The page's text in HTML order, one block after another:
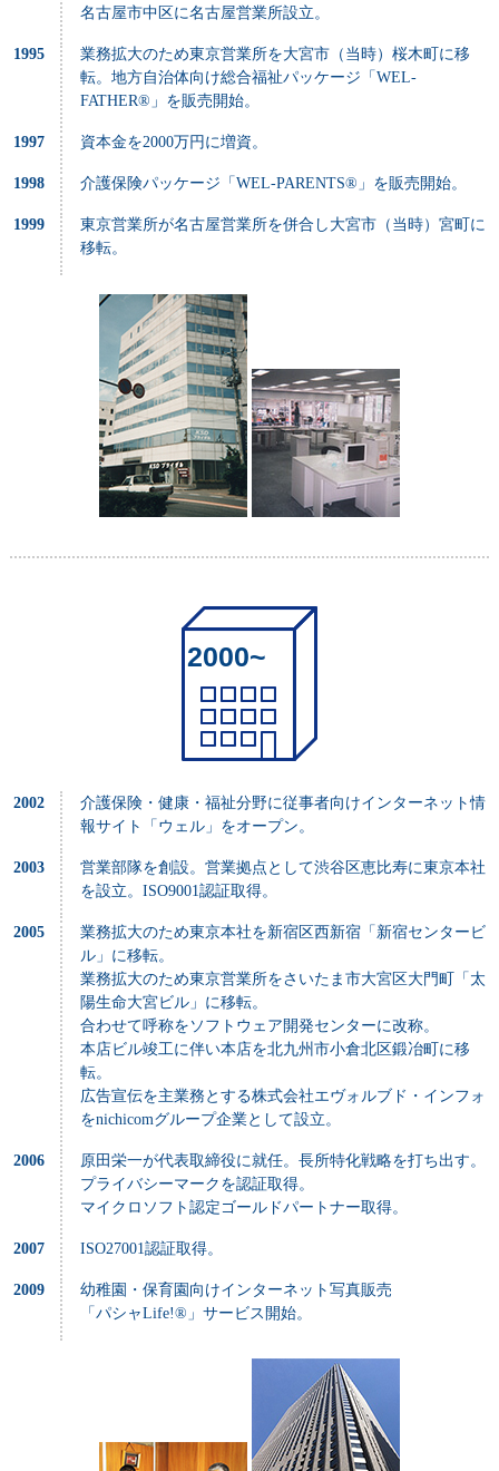
名古屋市中区に名古屋営業所設立。
1995
業務拡大のため東京営業所を大宮市（当時）桜木町に移
転。地方自治体向け総合福祉パッケージ「WEL-
FATHER®」を販売開始。
1997 資本金を2000万円に増資。
1998 介護保険パッケージ「WEL-PARENTS®」を販売開始。
1999
東京営業所が名古屋営業所を併合し大宮市（当時）宮町に
移転。
2000~
2002
介護保険・健康・福祉分野に従事者向けインターネット情
報サイト「ウェル」をオープン。
2003
営業部隊を創設。営業拠点として渋谷区恵比寿に東京本社
を設立。ISO9001認証取得。
2005
業務拡大のため東京本社を新宿区西新宿「新宿センタービ
ル」に移転。
業務拡大のため東京営業所をさいたま市大宮区大門町「太
陽生命大宮ビル」に移転。
合わせて呼称をソフトウェア開発センターに改称。
本店ビル竣工に伴い本店を北九州市小倉北区鍛冶町に移
転。
広告宣伝を主業務とする株式会社エヴォルブド・インフォ
をnichicomグループ企業として設立。
2006
原田栄一が代表取締役に就任。長所特化戦略を打ち出す。
プライバシーマークを認証取得。
マイクロソフト認定ゴールドパートナー取得。
2007 ISO27001認証取得。
2009
幼稚園・保育園向けインターネット写真販売
「パシャLife!®」サービス開始。